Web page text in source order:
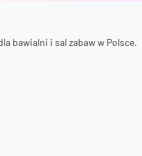
bawialni i sal zabaw w Polsce.